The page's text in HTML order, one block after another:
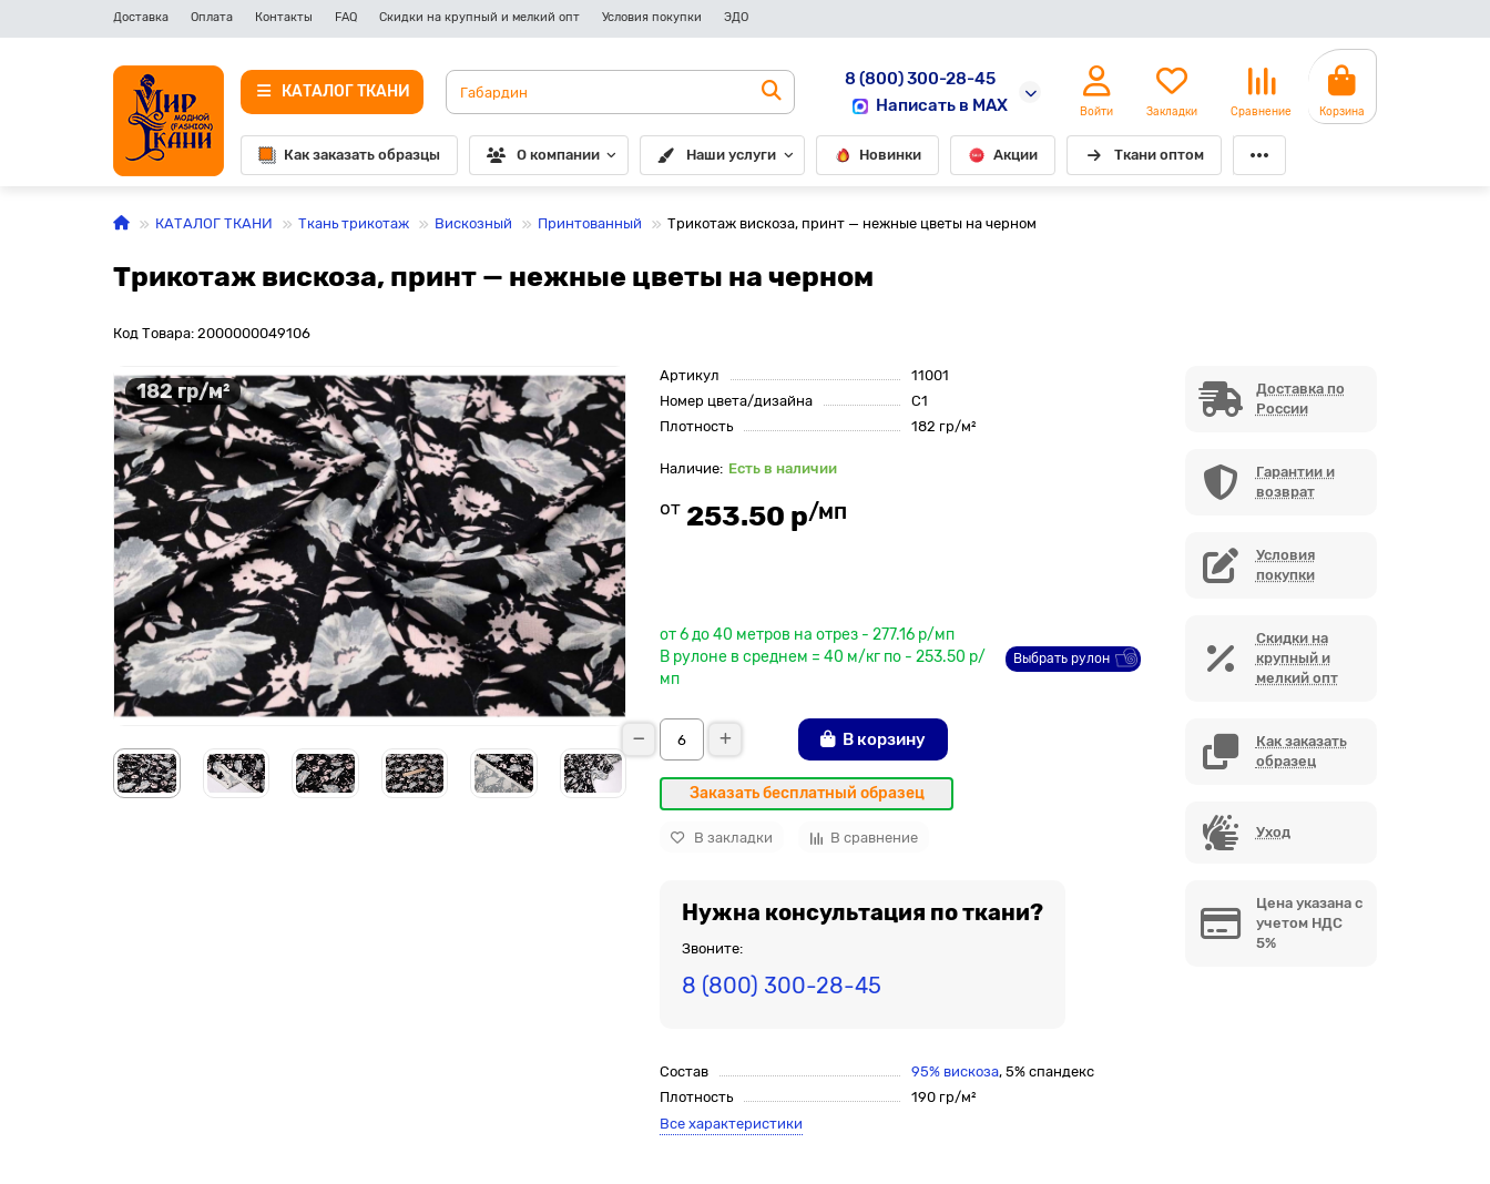
Доставка Оплата Контакты FAQ Скидки на крупный и мелкий опт Условия покупки ЭДО
КАТАЛОГ ТКАНИ
8 (800) 300-28-45
Написать в MAX
Войти Закладки Сравнение Корзина
Как заказать образцы О компании Наши услуги Новинки Акции Ткани оптом
КАТАЛОГ ТКАНИ Ткань трикотаж Вискозный Принтованный Трикотаж вискоза, принт — нежные цветы на черном
Трикотаж вискоза, принт — нежные цветы на черном
Код Товара: 2000000049106
182 гр/м²
Артикул
11001
Номер цвета/дизайна
С1
Плотность
182 гр/м²
Есть в наличии
от 253.50 р/мп
от 6 до 40 метров на отрез - 277.16 р/мп
В рулоне в среднем = 40 м/кг по - 253.50 р/
мп
Выбрать рулон
В корзину
Заказать бесплатный образец
В закладки В сравнение
Нужна консультация по ткани?
Звоните:
8 (800) 300-28-45
Состав 95% вискоза, 5% спандекс
Плотность
190 гр/м²
Все характеристики
Доставка по
России
Гарантии и
возврат
Условия
покупки
Скидки на
крупный и
мелкий опт
Как заказать
образец
Уход
Цена указана с
учетом НДС
5%